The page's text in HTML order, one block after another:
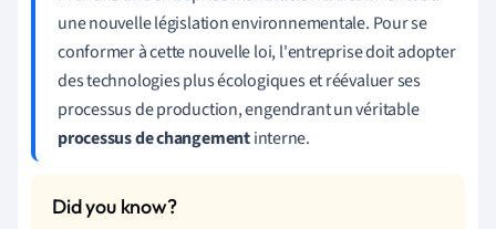
une nouvelle législation environnementale. Pour se
conformer à cette nouvelle loi, l'entreprise doit adopter
des technologies plus écologiques et réévaluer ses
processus de production, engendrant un véritable
processus de changementinterne.